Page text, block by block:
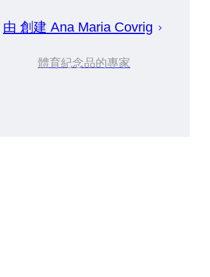
由 創建 Ana Maria Covrig
體育紀念品的專家